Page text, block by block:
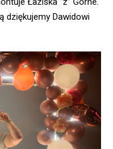
dziękujemy Dawidowi